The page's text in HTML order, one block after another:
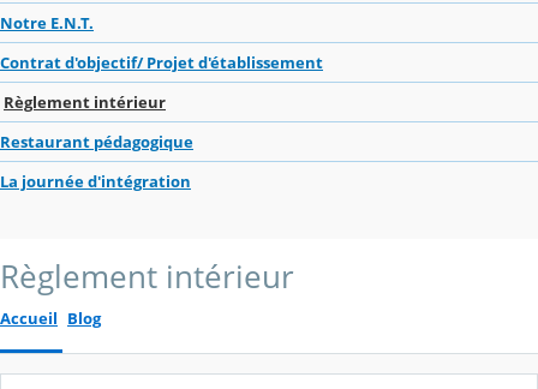
Notre E.N.T.
Contrat d'objectif/ Projet d'établissement
Règlement intérieur
Restaurant pédagogique
La journée d'intégration
Règlement intérieur
Accueil Blog